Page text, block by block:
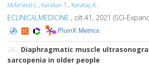
Mcfarland L., Karakan T., Karataş A.
ECLINICALMEDICINE , cilt.41, 2021 (SCI-
PlumX Metrics
24.
Diaphragmatic muscle
sarcopenia in older people